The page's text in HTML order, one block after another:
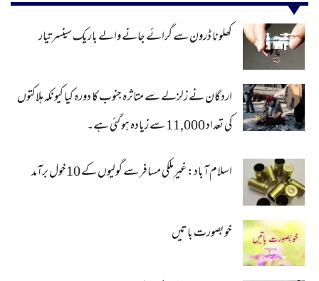
کھلونا ڈرون سے گرائے جانے والے باریک سینسر تیار
اردگان نے زلزلے سے متاثرہ جنوب کا دورہ کیا کیونکہ ہلاکتوں
کی تعداد 11,000 سے زیادہ ہو گئی ہے۔
اسلام آباد: غیرملکی مسافر سے گولیوں کے 10خول برآمد
خوبصورت باتیں